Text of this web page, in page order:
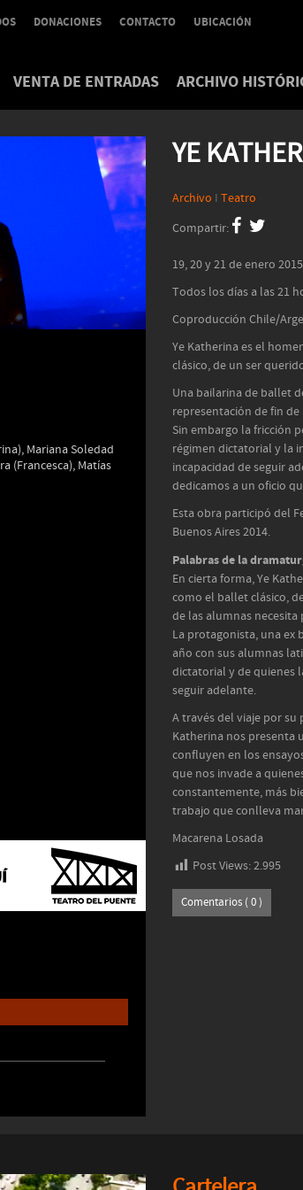
DONACIONES CONTACTO UBICACIÓN
VENTA DE ENTRADAS ARCHIVO
Mariana Soledad
(Francesca), Matías
YE
Archivo I Teatro
Compartir:
19, 20 y 21 de enero 2015
Todos los días a las 21
Coproducción Chile/
Ye Katherina es el
clásico, de un ser
Una bailarina de ballet
representación de fin
Sin embargo la fricción
régimen dictatorial y la
incapacidad de seguir
dedicamos a un oficio
Esta obra participó del
Buenos Aires 2014.
Palabras de la
En cierta forma, Ye
como el ballet clásico,
de las alumnas
La protagonista, una ex
año con sus alumnas
dictatorial y de quienes
seguir adelante.
A través del viaje por su
Katherina nos presenta
confluyen en los
que nos invade a
constantemente, más
trabajo que conlleva
Macarena Losada
Post Views:2.995
Comentarios ( 0 )